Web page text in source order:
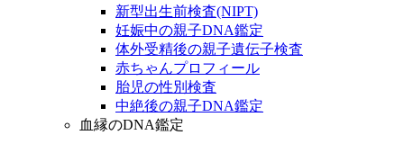
新型出生前検査(NIPT)
妊娠中の親子DNA鑑定
体外受精後の親子遺伝子検査
赤ちゃんプロフィール
胎児の性別検査
中絶後の親子DNA鑑定
血縁のDNA鑑定